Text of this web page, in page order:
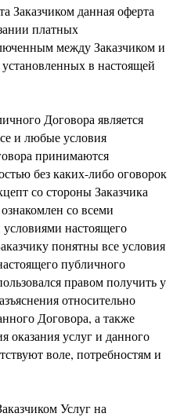
Заказчиком данная оферта
платных
между Заказчиком и
в настоящей
Договора является
и любые условия
принимаются
без каких-либо оговорок
со стороны Заказчика
со всеми
настоящего
понятны все условия
публичного
правом получить у
относительно
Договора, а также
оказания услуг и данного
воле, потребностям и
Услуг на